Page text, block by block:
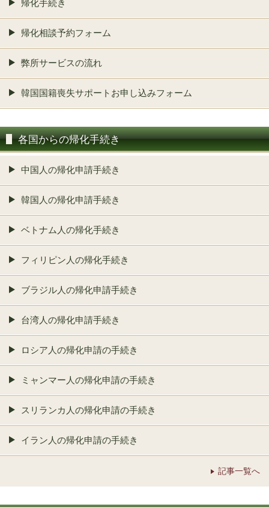
帰化手続き
帰化相談予約フォーム
弊所サービスの流れ
韓国国籍喪失サポートお申し込みフォーム
各国からの帰化手続き
中国人の帰化申請手続き
韓国人の帰化申請手続き
ベトナム人の帰化手続き
フィリピン人の帰化手続き
ブラジル人の帰化申請手続き
台湾人の帰化申請手続き
ロシア人の帰化申請の手続き
ミャンマー人の帰化申請の手続き
スリランカ人の帰化申請の手続き
イラン人の帰化申請の手続き
記事一覧へ